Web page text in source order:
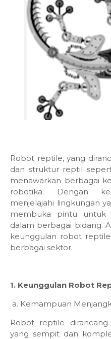
Robot reptile, yang
dan struktur reptil
menawarkan berbagai
robotika. Dengan
menjelajahi lingkungan
membuka pintu untuk
dalam berbagai bidang.
keunggulan robot
berbagai sektor.
1. Keunggulan Robot
a. Kemampuan
Robot reptile
yang sempit dan